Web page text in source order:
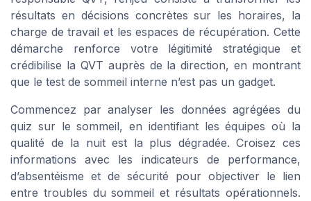
résultats en décisions concrètes sur les horaires, la
charge de travail et les espaces de récupération. Cette
démarche renforce votre légitimité stratégique et
crédibilise la QVT auprès de la direction, en montrant
que le test de sommeil interne n’est pas un gadget.
Commencez par analyser les données agrégées du
quiz sur le sommeil, en identifiant les équipes où la
qualité de la nuit est la plus dégradée. Croisez ces
informations avec les indicateurs de performance,
d’absentéisme et de sécurité pour objectiver le lien
entre troubles du sommeil et résultats opérationnels.